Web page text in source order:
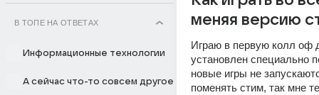
В ТОПЕ НА ОТВЕТАХ
Информационные технологии
А сейчас что-то совсем другое
меняя версию
Играю в первую колл оф
установлен специально
новые игры не
поменять стим, так мне